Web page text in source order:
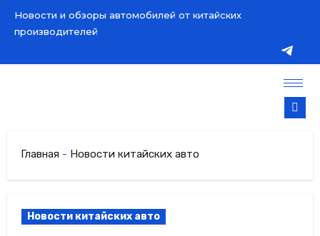
Новости и обзоры автомобилей от китайских
производителей
Главная - Новости китайских авто
Новости китайских авто